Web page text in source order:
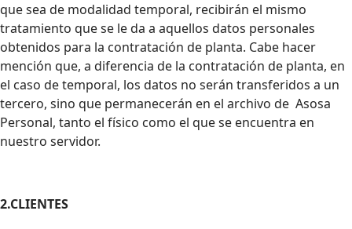
que sea de modalidad temporal, recibirán el mismo
tratamiento que se le da a aquellos datos personales
obtenidos para la contratación de planta. Cabe hacer
mención que, a diferencia de la contratación de planta, en
el caso de temporal, los datos no serán transferidos a un
tercero, sino que permanecerán en el archivo de Asosa
Personal, tanto el físico como el que se encuentra en
nuestro servidor.
2.CLIENTES